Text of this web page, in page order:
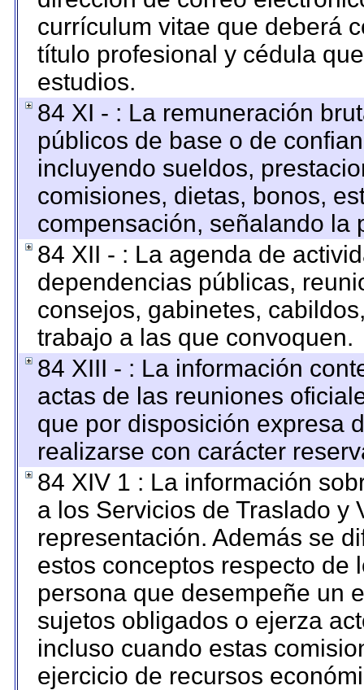
currículum vitae que deberá
título profesional y cédula
estudios.
84 XI - : La remuneración
públicos de base o de
incluyendo sueldos,
comisiones, dietas, bonos,
compensación, señalando la
84 XII - : La agenda de
dependencias públicas,
consejos, gabinetes,
trabajo a las que convoquen.
84 XIII - : La información
actas de las reuniones
que por disposición expresa
realizarse con carácter
84 XIV 1 : La información
a los Servicios de Traslado y
representación. Además se
estos conceptos respecto de
persona que desempeñe un
sujetos obligados o ejerza
incluso cuando estas
ejercicio de recursos